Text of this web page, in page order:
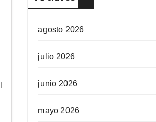
agosto 2026
julio 2026
junio 2026
mayo 2026